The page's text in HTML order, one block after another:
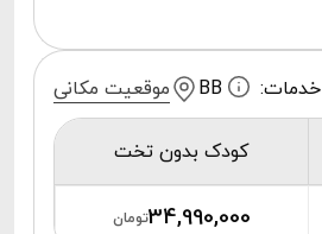
خدمات: BB موقعیت مکانی
کودک بدون تخت
34,990,000تومان